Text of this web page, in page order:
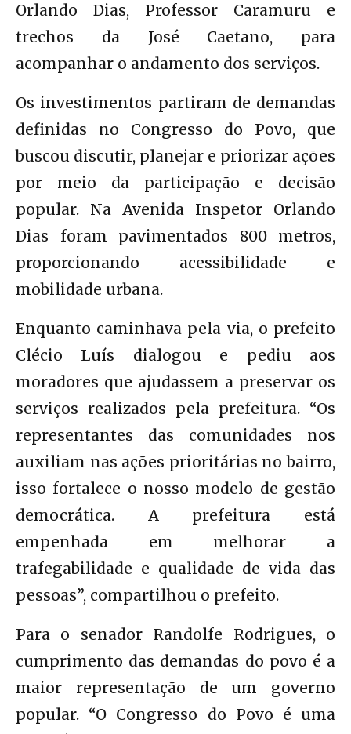
Orlando Dias, Professor Caramuru e
trechos da José Caetano, para
acompanhar o andamento dos serviços.
Os investimentos partiram de demandas
definidas no Congresso do Povo, que
buscou discutir, planejar e priorizar ações
por meio da participação e decisão
popular. Na Avenida Inspetor Orlando
Dias foram pavimentados 800 metros,
proporcionando acessibilidade e
mobilidade urbana.
Enquanto caminhava pela via, o prefeito
Clécio Luís dialogou e pediu aos
moradores que ajudassem a preservar os
serviços realizados pela prefeitura. “Os
representantes das comunidades nos
auxiliam nas ações prioritárias no bairro,
isso fortalece o nosso modelo de gestão
democrática. A prefeitura está
empenhada em melhorar a
trafegabilidade e qualidade de vida das
pessoas”, compartilhou o prefeito.
Para o senador Randolfe Rodrigues, o
cumprimento das demandas do povo é a
maior representação de um governo
popular. “O Congresso do Povo é uma